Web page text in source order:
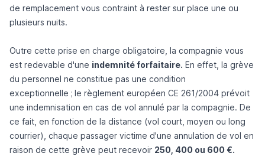
de remplacement vous contraint à rester sur place une ou
plusieurs nuits.
Outre cette prise en charge obligatoire, la compagnie vous
est redevable d'une indemnité forfaitaire. En effet, la grève
du personnel ne constitue pas une condition
exceptionnelle ; le règlement européen CE 261/2004 prévoit
une indemnisation en cas de vol annulé par la compagnie. De
ce fait, en fonction de la distance (vol court, moyen ou long
courrier), chaque passager victime d'une annulation de vol en
raison de cette grève peut recevoir 250, 400 ou 600 €.